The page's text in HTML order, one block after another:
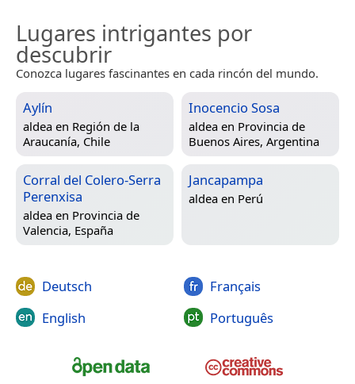
Lugares intrigantes por
descubrir
Conozca lugares fascinantes en cada rincón del mundo.
Aylín
aldea en Región de la
Araucanía, Chile
Inocencio Sosa
aldea en Provincia de
Buenos Aires, Argentina
Corral del Colero-Serra
Perenxisa
aldea en Provincia de
Valencia, España
Jancapampa
aldea en Perú
Deutsch
English
Français
Português